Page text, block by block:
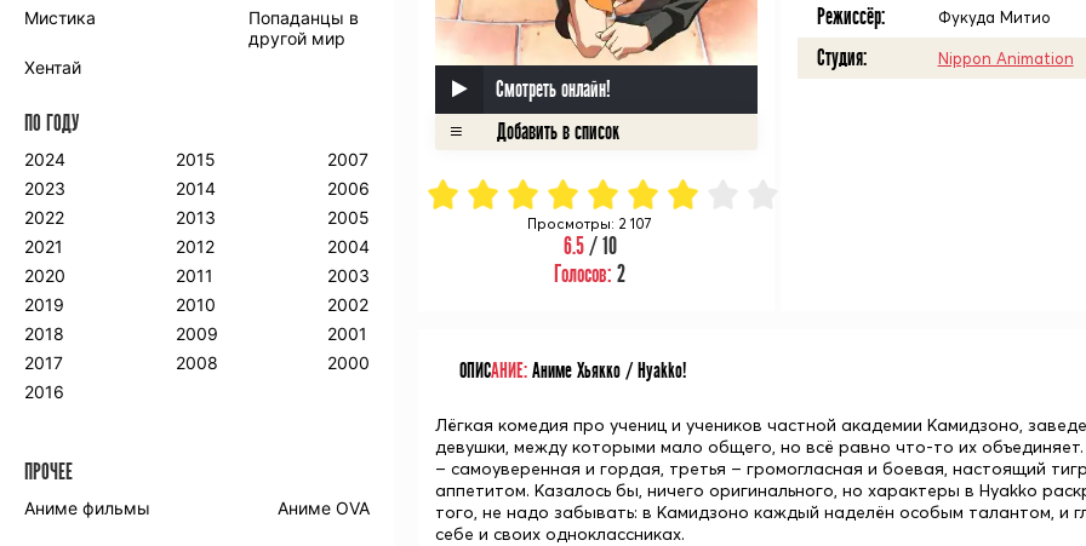
Смотреть онлайн!
Просмотры: 2 107
6.5/ 10
Голосов:2
Режиссёр: Фукуда Митио
Студия: Nippon Animation
ОПИСАНИЕ:Аниме Хьякко / Hyakko!
Лёгкая комедия про учениц и учеников частной академии Камидзоно,
девушки, между которыми мало общего, но всё равно что-то их
– самоуверенная и гордая, третья – громогласная и боевая, настоящий
аппетитом. Казалось бы, ничего оригинального, но характеры в Hyakko
того, не надо забывать: в Камидзоно каждый наделён особым талантом, и
себе и своих одноклассниках.
Мистика
Попаданцы в
другой мир
Хентай
ПО ГОДУ
2024
2023
2022
2021
2020
2019
2018
2017
2016
2015
2014
2013
2012
2011
2010
2009
2008
2007
2006
2005
2004
2003
2002
2001
2000
ПРОЧЕЕ
Аниме фильмы Аниме OVA